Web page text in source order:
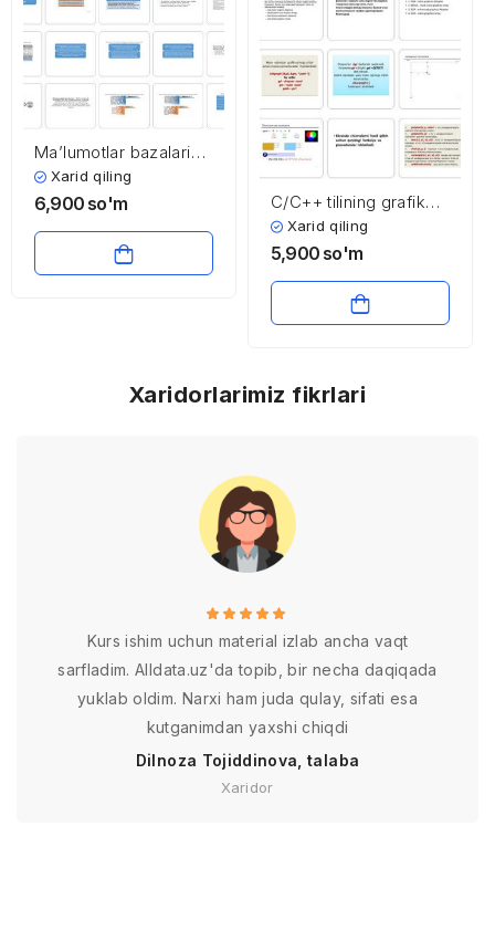
Ma’lumotlar bazalarini
yaratilishi va ishlatilishi
Xarid qiling
6,900 so'm
C/C++ tilining grafik
imkoniyatlari
Xarid qiling
5,900 so'm
Xaridorlarimiz fikrlari
Kurs ishim uchun material izlab ancha vaqt
sarfladim. Alldata.uz'da topib, bir necha daqiqada
yuklab oldim. Narxi ham juda qulay, sifati esa
kutganimdan yaxshi chiqdi
Dilnoza Tojiddinova, talaba
Xaridor